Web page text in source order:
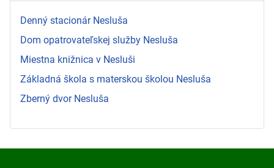
Denný stacionár Nesluša
Dom opatrovateľskej služby Nesluša
Miestna knižnica v Nesluši
Základná škola s materskou školou Nesluša
Zberný dvor Nesluša